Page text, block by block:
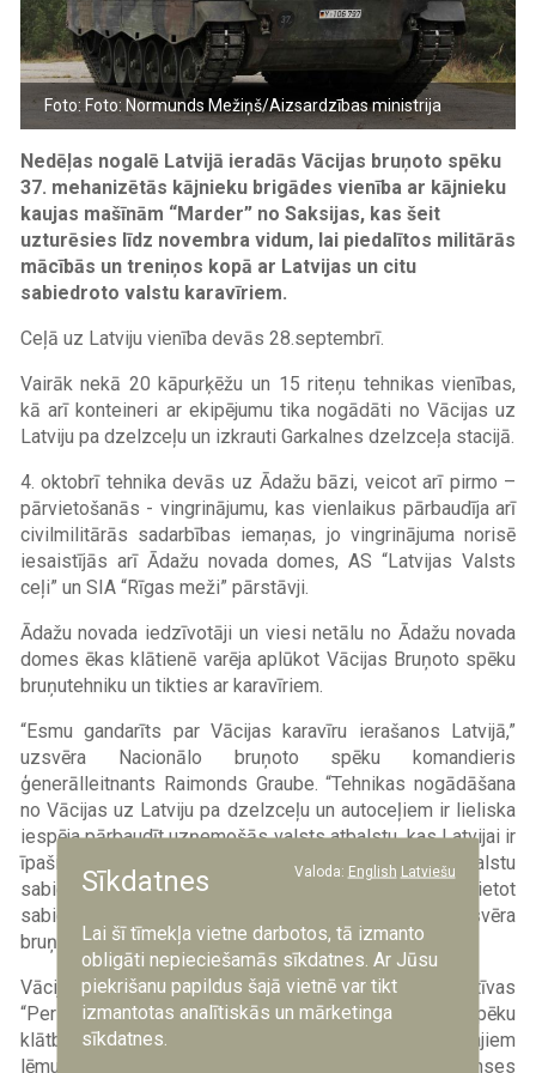
Foto: Foto: Normunds Mežiņš/Aizsardzības ministrija
Nedēļas nogalē Latvijā ieradās Vācijas bruņoto spēku
37. mehanizētās kājnieku brigādes vienība ar kājnieku
kaujas mašīnām “Marder” no Saksijas, kas šeit
uzturēsies līdz novembra vidum, lai piedalītos militārās
mācībās un treniņos kopā ar Latvijas un citu
sabiedroto valstu karavīriem.
Ceļā uz Latviju vienība devās 28.septembrī.
Vairāk nekā 20 kāpurķēžu un 15 riteņu tehnikas vienības,
kā arī konteineri ar ekipējumu tika nogādāti no Vācijas uz
Latviju pa dzelzceļu un izkrauti Garkalnes dzelzceļa stacijā.
4. oktobrī tehnika devās uz Ādažu bāzi, veicot arī pirmo –
pārvietošanās - vingrinājumu, kas vienlaikus pārbaudīja arī
civilmilitārās sadarbības iemaņas, jo vingrinājuma norisē
iesaistījās arī Ādažu novada domes, AS “Latvijas Valsts
ceļi” un SIA “Rīgas meži” pārstāvji.
Ādažu novada iedzīvotāji un viesi netālu no Ādažu novada
domes ēkas klātienē varēja aplūkot Vācijas Bruņoto spēku
bruņutehniku un tikties ar karavīriem.
“Esmu gandarīts par Vācijas karavīru ierašanos Latvijā,”
uzsvēra Nacionālo bruņoto spēku komandieris
ģenerālleitnants Raimonds Graube. “Tehnikas nogādāšana
no Vācijas uz Latviju pa dzelzceļu un autoceļiem ir lieliska
iespēja pārbaudīt uzņemošās valsts atbalstu, kas Latvijai ir
īpaši svarīga un nepieciešama spēja, lai sniegtu atbalstu
sabiedrotajiem. Šādi tiek pārbaudīta iespēja ātri pārvietot
sabiedroto spēkus visā Alianses teritorijā,” uzsvēra
bruņoto spēku komandieris.
Vācijas Bruņotie spēki atrodas Latvijā iniciatīvas
“Persistent Presence” ietvaros, īstenojot sabiedroto spēku
klātbūtni saskaņā ar NATO samitā Velsā pieņemtajiem
lēmumiem par reģionālās drošības stiprināšanu alianses
Sīkdatnes Valoda: English Latviešu
Lai šī tīmekļa vietne darbotos, tā izmanto
obligāti nepieciešamās sīkdatnes. Ar Jūsu
piekrišanu papildus šajā vietnē var tikt
izmantotas analītiskās un mārketinga
sīkdatnes.